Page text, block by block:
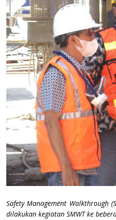
Safety Management Walkthrough
dilakukan kegiatan SMWT ke